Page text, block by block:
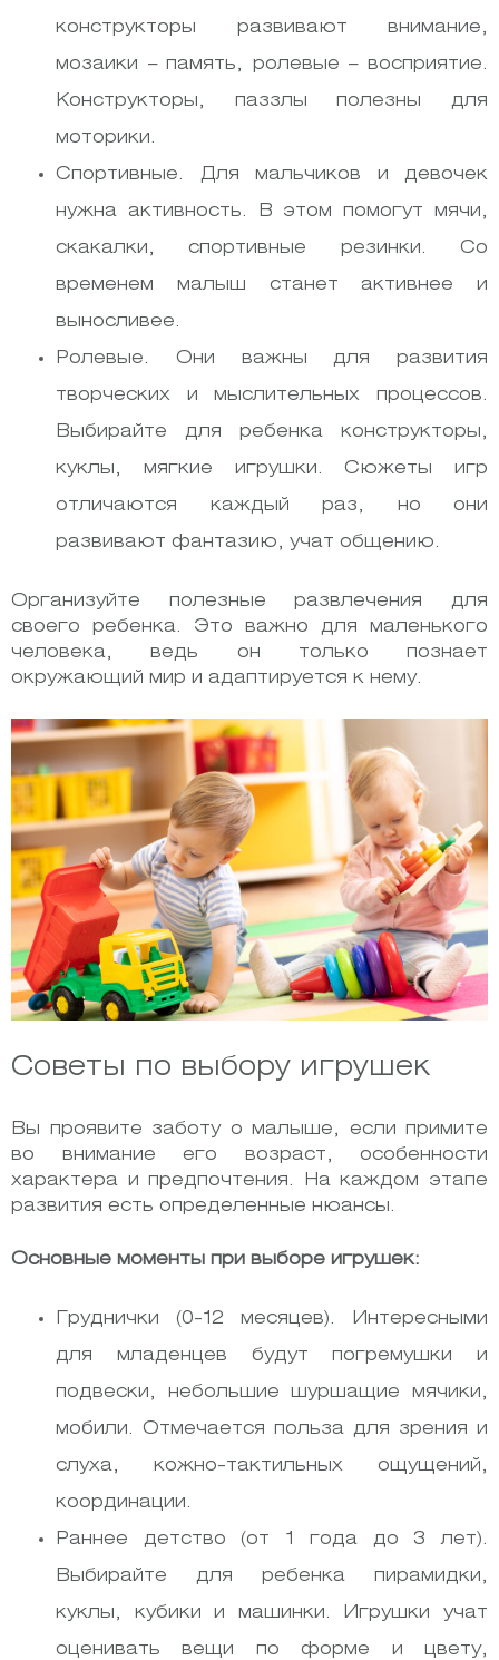
конструкторы развивают внимание,
мозаики – память, ролевые – восприятие.
Конструкторы, паззлы полезны для
моторики.
Спортивные. Для мальчиков и девочек
нужна активность. В этом помогут мячи,
скакалки, спортивные резинки. Со
временем малыш станет активнее и
выносливее.
Ролевые. Они важны для развития
творческих и мыслительных процессов.
Выбирайте для ребенка конструкторы,
куклы, мягкие игрушки. Сюжеты игр
отличаются каждый раз, но они
развивают фантазию, учат общению.
Организуйте полезные развлечения для
своего ребенка. Это важно для маленького
человека, ведь он только познает
окружающий мир и адаптируется к нему.
Советы по выбору игрушек
Вы проявите заботу о малыше, если примите
во внимание его возраст, особенности
характера и предпочтения. На каждом этапе
развития есть определенные нюансы.
Основные моменты при выборе игрушек:
Груднички (0-12 месяцев). Интересными
для младенцев будут погремушки и
подвески, небольшие шуршащие мячики,
мобили. Отмечается польза для зрения и
слуха, кожно-тактильных ощущений,
координации.
Раннее детство (от 1 года до 3 лет).
Выбирайте для ребенка пирамидки,
куклы, кубики и машинки. Игрушки учат
оценивать вещи по форме и цвету,